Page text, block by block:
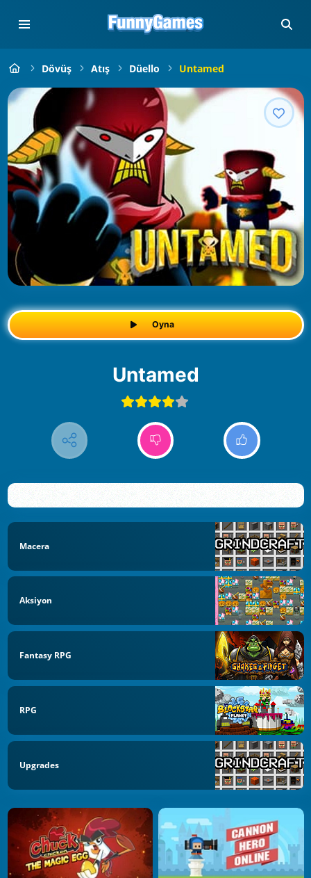
Dövüş Atış Düello Untamed
Oyna
Untamed
Macera
Aksiyon
Fantasy RPG
RPG
Upgrades